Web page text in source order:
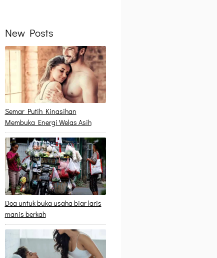
New Posts
Semar Putih Kinasihan
Membuka Energi Welas Asih
Doa untuk buka usaha biar laris
manis berkah